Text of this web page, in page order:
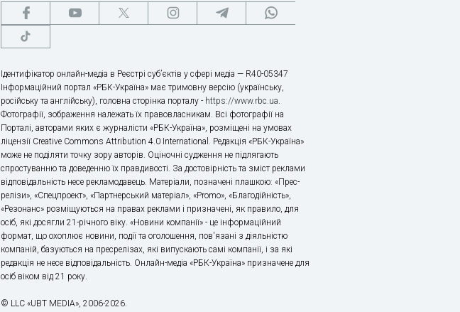
Ідентифікатор онлайн-медіа в Реєстрі суб’єктів у сфері медіа — R40-05347
Інформаційний портал «РБК-Україна» має тримовну версію (українську,
російську та англійську), головна сторінка порталу - https://www.rbc.ua.
Фотографії, зображення належать їх правовласникам. Всі фотографії на
Порталі, авторами яких є журналісти «РБК-Україна», розміщені на умовах
ліцензії Creative Commons Attribution 4.0 International. Редакція «РБК-Україна»
може не поділяти точку зору авторів. Оціночні судження не підлягають
спростуванню та доведенню їх правдивості. За достовірність та зміст реклами
відповідальність несе рекламодавець. Матеріали, позначені плашкою: «Прес-
релізи», «Спецпроект», «Партнерський матеріал», «Promo», «Благодійність»,
«Резонанс» розміщуються на правах реклами і призначені, як правило, для
осіб, які досягли 21-річного віку. «Новини компанії» - це інформаційний
формат, що охоплює новини, події та оголошення, пов'язані з діяльністю
компаній, базуються на пресрелізах, які випускають самі компанії, і за які
редакція не несе відповідальність. Онлайн-медіа «РБК-Україна» призначене для
осіб віком від 21 року.
© LLC «UBT MEDIA», 2006-2026.